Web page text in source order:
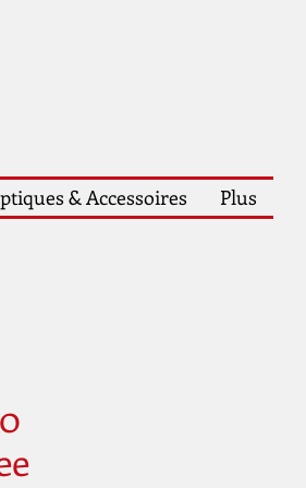
& Accessoires Plus